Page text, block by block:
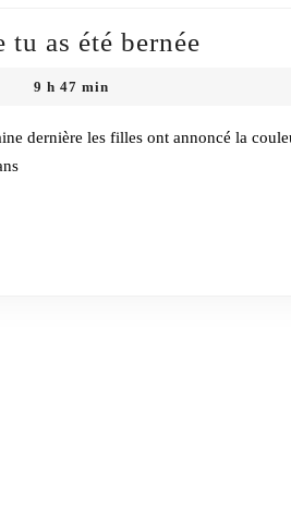
as été bernée
couleur
9 h 47 min